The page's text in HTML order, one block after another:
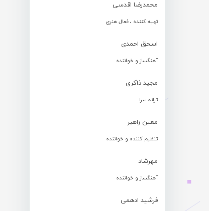
محمدرضا اقدسی
تهیه کننده ، فعال هنری
اسحق احمدی
آهنگساز و خواننده
مجید ذاکری
ترانه سرا
معین راهبر
تنظیم کننده و خواننده
مهرشاد
آهنگساز و خواننده
فرشید ادهمی